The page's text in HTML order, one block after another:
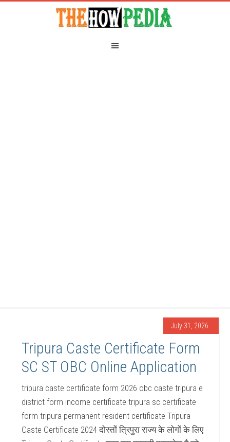
July 31, 2026
Tripura Caste Certificate Form
SC ST OBC Online Application
tripura caste certificate form 2026 obc caste tripura e
district form income certificate tripura sc certificate
form tripura permanent resident certificate Tripura
Caste Certificate 2024 दोस्तों त्रिपुरा राज्य के लोगों के लिए